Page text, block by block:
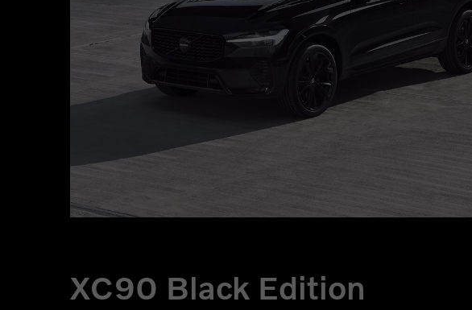
XC90 Black Edition